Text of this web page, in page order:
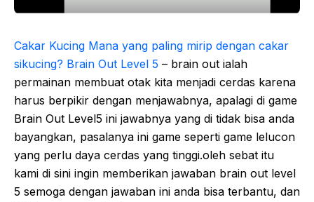
Cakar Kucing Mana yang paling mirip dengan cakar
sikucing? Brain Out Level 5 – brain out ialah
permainan membuat otak kita menjadi cerdas karena
harus berpikir dengan menjawabnya, apalagi di game
Brain Out Level5 ini jawabnya yang di tidak bisa anda
bayangkan, pasalanya ini game seperti game lelucon
yang perlu daya cerdas yang tinggi.oleh sebat itu
kami di sini ingin memberikan jawaban brain out level
5 semoga dengan jawaban ini anda bisa terbantu, dan